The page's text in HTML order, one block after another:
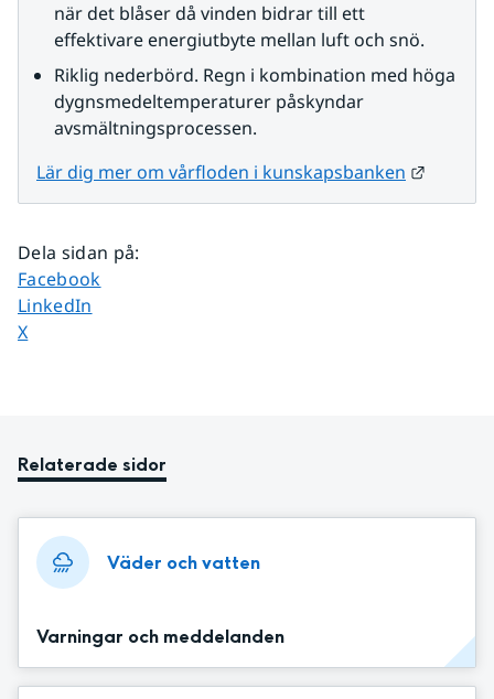
när det blåser då vinden bidrar till ett
effektivare energiutbyte mellan luft och snö.
Riklig nederbörd. Regn i kombination med höga
dygnsmedeltemperaturer påskyndar
avsmältningsprocessen.
Lär dig mer om vårfloden i kunskapsbanken
Dela sidan på:
Dela sidan på
Facebook
Dela sidan på
LinkedIn
Dela sidan på
X
Relaterade sidor
Väder och vatten
Varningar och meddelanden